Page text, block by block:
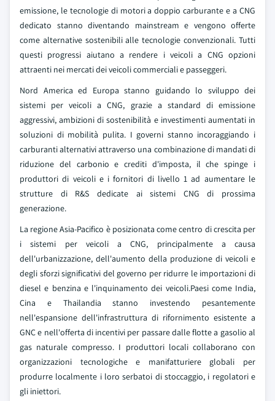
emissione, le tecnologie di motori a doppio carburante e a CNG
dedicato stanno diventando mainstream e vengono offerte
come alternative sostenibili alle tecnologie convenzionali. Tutti
questi progressi aiutano a rendere i veicoli a CNG opzioni
attraenti nei mercati dei veicoli commerciali e passeggeri.
Nord America ed Europa stanno guidando lo sviluppo dei
sistemi per veicoli a CNG, grazie a standard di emissione
aggressivi, ambizioni di sostenibilità e investimenti aumentati in
soluzioni di mobilità pulita. I governi stanno incoraggiando i
carburanti alternativi attraverso una combinazione di mandati di
riduzione del carbonio e crediti d'imposta, il che spinge i
produttori di veicoli e i fornitori di livello 1 ad aumentare le
strutture di R&S dedicate ai sistemi CNG di prossima
generazione.
La regione Asia-Pacifico è posizionata come centro di crescita per
i sistemi per veicoli a CNG, principalmente a causa
dell'urbanizzazione, dell'aumento della produzione di veicoli e
degli sforzi significativi del governo per ridurre le importazioni di
diesel e benzina e l'inquinamento dei veicoli.Paesi come India,
Cina e Thailandia stanno investendo pesantemente
nell'espansione dell'infrastruttura di rifornimento esistente a
GNC e nell'offerta di incentivi per passare dalle flotte a gasolio al
gas naturale compresso. I produttori locali collaborano con
organizzazioni tecnologiche e manifatturiere globali per
produrre localmente i loro serbatoi di stoccaggio, i regolatori e
gli iniettori.